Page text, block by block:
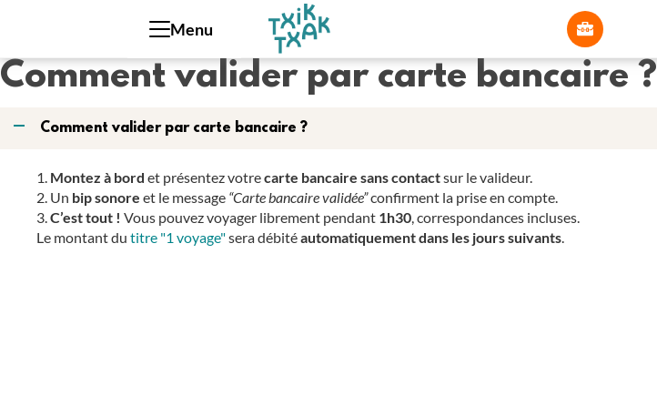
Menu
Comment valider par carte bancaire ?
A Comment valider par carte bancaire ?
Montez à bord et présentez votrecarte bancaire sans contactsur le valideur.
Un bip sonore et le message “Carte bancaire validée”confirment la prise en compte.
C’est tout ! Vous pouvez voyager librement pendant 1h30, correspondances incluses.
Le montant du titre "1 voyage"sera débitéautomatiquement dans les jours suivants.